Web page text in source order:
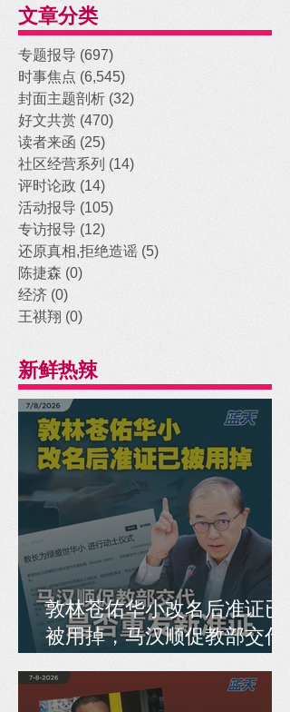
文章分类
专题报导 (697)
时事焦点 (6,545)
封面主题剖析 (32)
好文共赏 (470)
读者来函 (25)
社区经营系列 (14)
评时论政 (14)
活动报导 (105)
专访报导 (12)
还原真相,拒绝造谣 (5)
陈捷森 (0)
经济 (0)
王祺翔 (0)
新鲜热辣
敦林苍佑华小改名后准证已
被用掉，马汉顺促教部交代